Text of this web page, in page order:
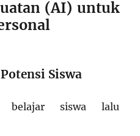
(AI) untuk
Siswa
belajar siswa lalu